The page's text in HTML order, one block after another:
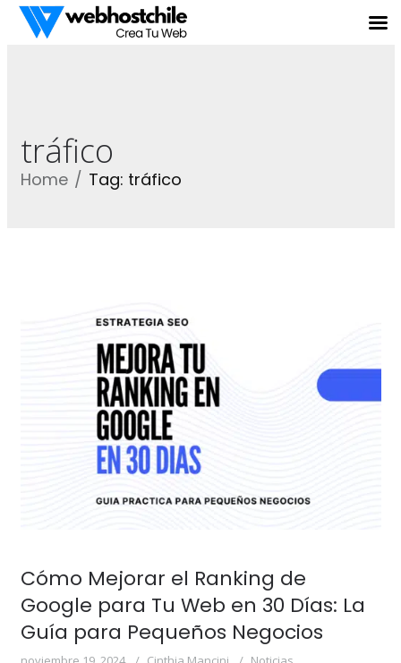
tráfico
Home Tag: tráfico
Cómo Mejorar el Ranking de
Google para Tu Web en 30 Días: La
Guía para Pequeños Negocios